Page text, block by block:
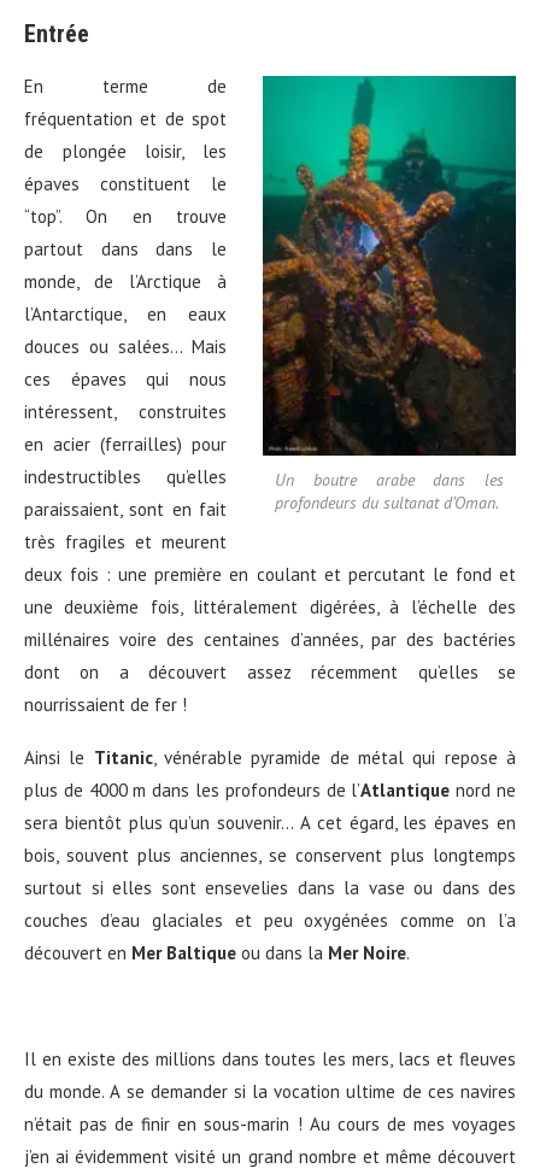
Entrée
Un boutre arabe dans les
profondeurs du sultanat d’Oman.
En terme de
fréquentation et de spot
de plongée loisir, les
épaves constituent le
“top”. On en trouve
partout dans dans le
monde, de l’Arctique à
l’Antarctique, en eaux
douces ou salées… Mais
ces épaves qui nous
intéressent, construites
en acier (ferrailles) pour
indestructibles qu’elles
paraissaient, sont en fait
très fragiles et meurent
deux fois : une première en coulant et percutant le fond et
une deuxième fois, littéralement digérées, à l’échelle des
millénaires voire des centaines d’années, par des bactéries
dont on a découvert assez récemment qu’elles se
nourrissaient de fer !
Ainsi le Titanic, vénérable pyramide de métal qui repose à
plus de 4000 m dans les profondeurs de l’Atlantique nord ne
sera bientôt plus qu’un souvenir… A cet égard, les épaves en
bois, souvent plus anciennes, se conservent plus longtemps
surtout si elles sont ensevelies dans la vase ou dans des
couches d’eau glaciales et peu oxygénées comme on l’a
découvert en Mer Baltique ou dans la Mer Noire.
Il en existe des millions dans toutes les mers, lacs et fleuves
du monde. A se demander si la vocation ultime de ces navires
n’était pas de finir en sous-marin ! Au cours de mes voyages
j’en ai évidemment visité un grand nombre et même découvert